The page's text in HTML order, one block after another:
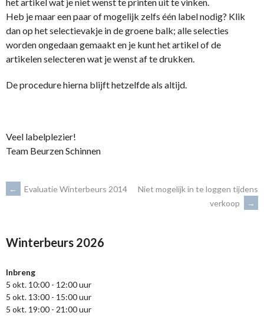
Heb je maar een paar of mogelijk zelfs één label nodig? Klik
dan op het selectievakje in de groene balk; alle selecties
worden ongedaan gemaakt en je kunt het artikel of de
artikelen selecteren wat je wenst af te drukken.
De procedure hierna blijft hetzelfde als altijd.
Veel labelplezier!
Team Beurzen Schinnen
BERICHTNAVIGATIE
← Evaluatie Winterbeurs 2014
Niet mogelijk in te loggen tijdens
verkoop
→
Winterbeurs 2026
Inbreng
5 okt. 10:00 - 12:00 uur
5 okt. 13:00 - 15:00 uur
5 okt. 19:00 - 21:00 uur